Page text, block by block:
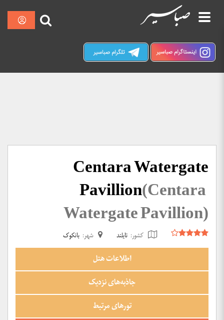
صبا سیر کرمان
در حال حاضر ارتباط با سرور قطع می باشد
Centara Watergate
Pavillion(Centara
Watergate Pavillion)
کشور: تایلند شهر: بانکوک
اطلاعات هتل
جاذبه‌های نزدیک
تورهای مرتبط